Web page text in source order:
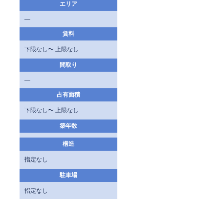
エリア
—
賃料
下限なし〜 上限なし
間取り
—
占有面積
下限なし〜 上限なし
築年数
構造
指定なし
駐車場
指定なし